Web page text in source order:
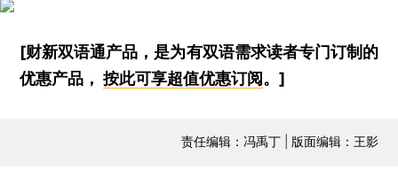
[财新双语通产品，是为有双语需求读者专门订制的
优惠产品，按此可享超值优惠订阅。]
责任编辑：冯禹丁 | 版面编辑：王影